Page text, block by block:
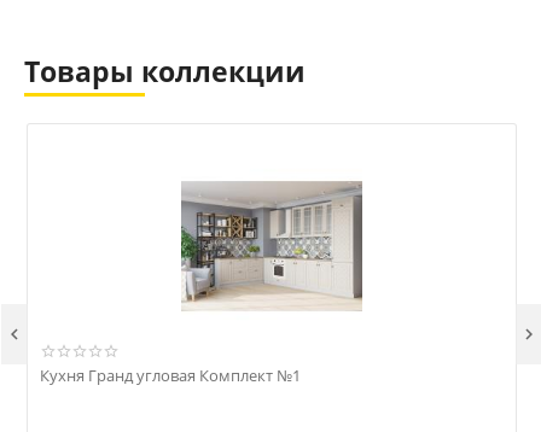
Товары коллекции
Кухня Гранд угловая Комплект №1
 